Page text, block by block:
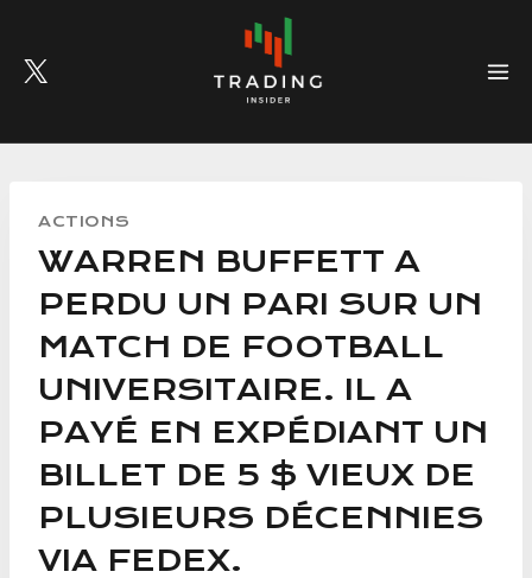
content
ACTIONS
WARREN BUFFETT A
PERDU UN PARI SUR UN
MATCH DE FOOTBALL
UNIVERSITAIRE. IL A
PAYÉ EN EXPÉDIANT UN
BILLET DE 5 $ VIEUX DE
PLUSIEURS DÉCENNIES
VIA FEDEX.